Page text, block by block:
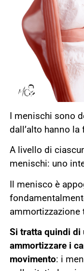
I menischi sono
dall’alto hanno la
A livello di
menischi: uno
Il menisco è
ammortizzazione
Si tratta quindi di
ammortizzare i
movimento: i